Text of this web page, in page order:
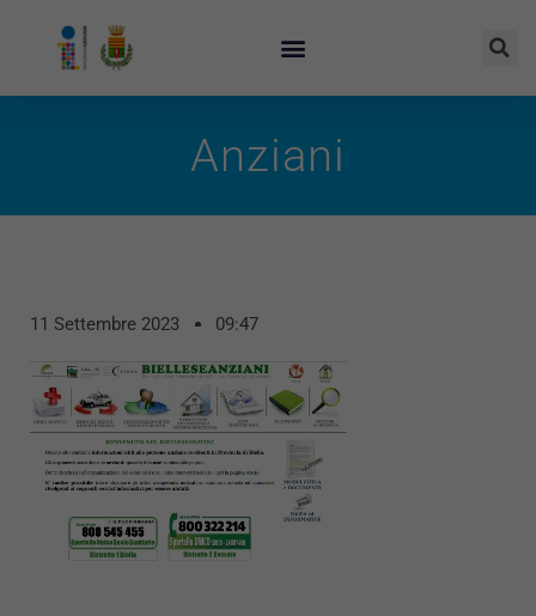
Anziani
11 Settembre 2023 09:47